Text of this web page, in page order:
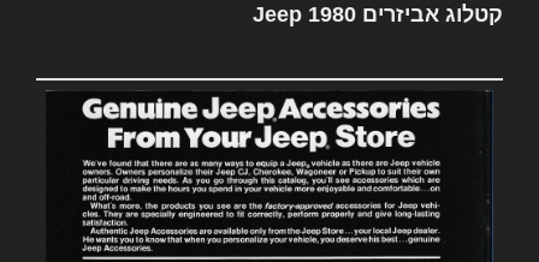
קטלוג אביזרים Jeep 1980